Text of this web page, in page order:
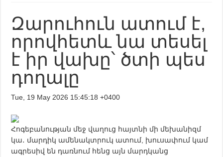
Զարուհուն ատում է,
որովհետև նա տեսել
է իր վախը՝ ծտի պես
դողալը
Tue, 19 May 2026 15:45:18 +0400
Հոգեբանության մեջ վաղուց հայտնի մի մեխանիզմ
կա․ մարդիկ ամենակտրուկ ատում, խուսափում կամ
ագրեսիվ են դառնում հենց այն մարդկանց